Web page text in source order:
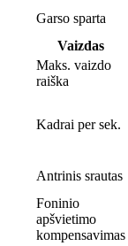
Garso sparta
Vaizdas
Maks. vaizdo
raiška
Kadrai per sek.
Antrinis srautas
Foninio
apšvietimo
kompensavimas